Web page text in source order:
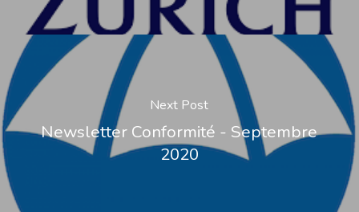
Next Post
Newsletter Conformité - Septembre
2020